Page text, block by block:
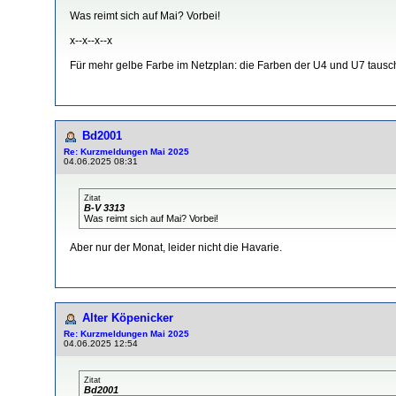
Was reimt sich auf Mai? Vorbei!
x--x--x--x
Für mehr gelbe Farbe im Netzplan: die Farben der U4 und U7
Bd2001
Re: Kurzmeldungen Mai 2025
04.06.2025 08:31
Zitat
B-V 3313
Was reimt sich auf Mai? Vorbei!
Aber nur der Monat, leider nicht die Havarie.
Alter Köpenicker
Re: Kurzmeldungen Mai 2025
04.06.2025 12:54
Zitat
Bd2001